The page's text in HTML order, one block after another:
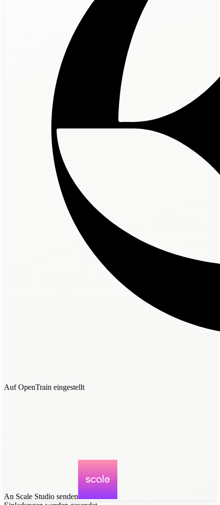
Auf OpenTrain eingestellt
An Scale Studio senden